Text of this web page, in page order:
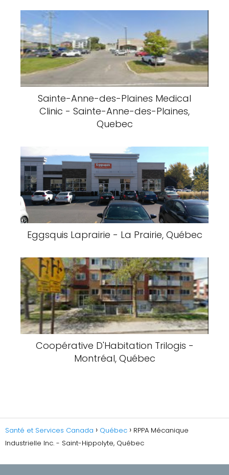
Sainte-Anne-des-Plaines Medical
Clinic - Sainte-Anne-des-Plaines,
Quebec
Eggsquis Laprairie - La Prairie, Québec
Coopérative D'Habitation Trilogis -
Montréal, Québec
Santé et Services Canada Québec
RPPA Mécanique
Industrielle Inc. - Saint-Hippolyte, Québec